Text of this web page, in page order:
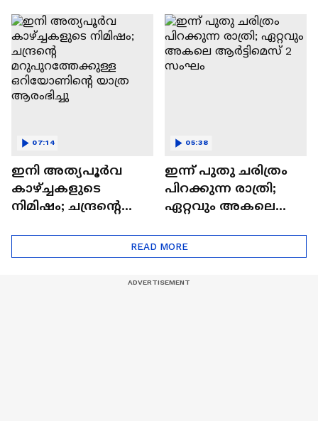
WhatsApp | Tech Talk
Tech Talk
ഇനി അത്യപൂര്‍വ
കാഴ്ച്ചകളുടെ
നിമിഷം; ചന്ദ്രന്റെ
ഒറിയോണിന്റെ യാത്ര
ആരംഭിച്ചു
07:14
ഇന്ന് പുതു ചരിത്രം
പിറക്കുന്ന രാത്രി;
ഏറ്റവും അകലെ
05:38
READ MORE